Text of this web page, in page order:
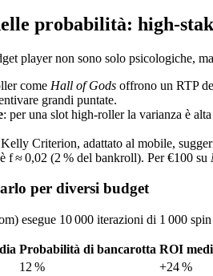
probabilità:
player non sono solo psicologiche,
come Hall of Gods offrono un RTP
grandi puntate.
: per una slot high‑roller la varianza è
Criterion, adattato al mobile,
f ≈ 0,02 (2 % del bankroll). Per €100 su
per diversi budget
esegue 10 000 iterazioni di 1 000
Probabilità di bancarotta ROI
12 %
+24 %